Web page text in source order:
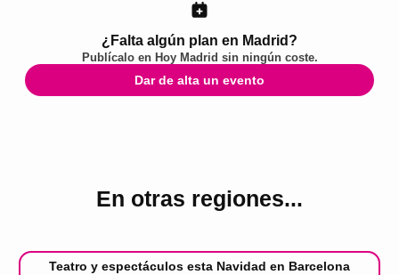
¿Falta algún plan en Madrid?
Publícalo en Hoy Madrid sin ningún coste.
Dar de alta un evento
En otras regiones...
Teatro y espectáculos esta Navidad en Barcelona